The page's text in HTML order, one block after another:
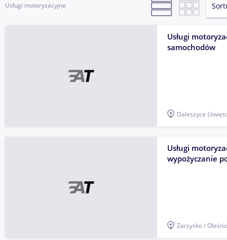
Usługi motoryzacyjne
Usługi
samochodów
Daleszyce
Usługi
wypożyczanie
Zarzysko /